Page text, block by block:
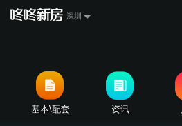
深圳
基本\配套 资讯